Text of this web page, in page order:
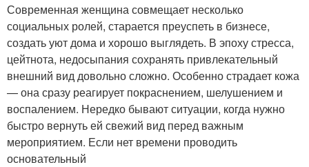
Современная женщина совмещает несколько
социальных ролей, старается преуспеть в бизнесе,
создать уют дома и хорошо выглядеть. В эпоху стресса,
цейтнота, недосыпания сохранять привлекательный
внешний вид довольно сложно. Особенно страдает кожа
— она сразу реагирует покраснением, шелушением и
воспалением. Нередко бывают ситуации, когда нужно
быстро вернуть ей свежий вид перед важным
мероприятием. Если нет времени проводить
основательный